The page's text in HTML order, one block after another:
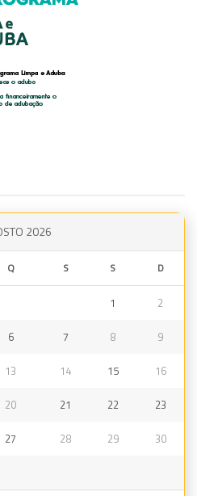
2026
Q S S D
1 2
6 7 8 9
13 14 15 16
20 21 22 23
27 28 29 30